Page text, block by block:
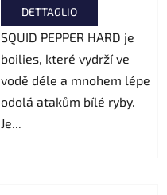
DETTAGLIO
SQUID PEPPER HARD je
boilies, které vydrží ve
vodě déle a mnohem lépe
odolá atakům bílé ryby.
Je...